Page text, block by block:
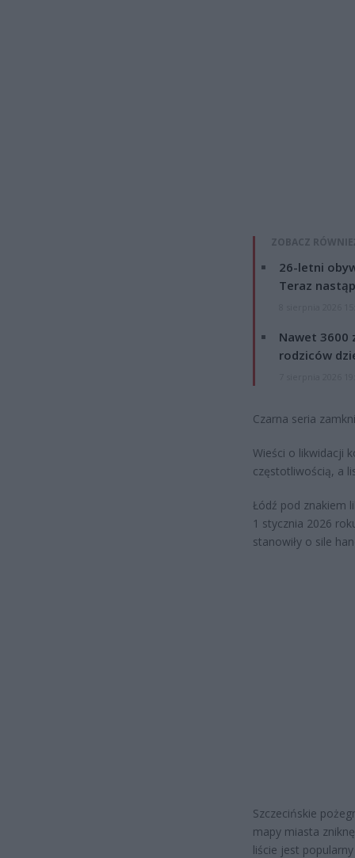
ZOBACZ
26-letni
Teraz
Nawet 3600
rodziców
Czarna seria
Wieści o likwidacji
częstotliwością, a
Łódź pod znakiem
1 stycznia 2026
stanowiły o sile
Szczecińskie
mapy miasta
liście jest popularny